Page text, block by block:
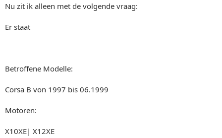
Nu zit ik alleen met de volgende vraag:
Er staat
Betroffene Modelle:
Corsa B von 1997 bis 06.1999
Motoren:
X10XE| X12XE